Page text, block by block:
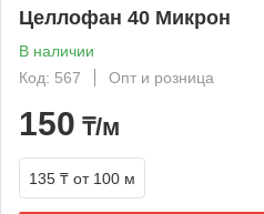
Целлофан 40 Микрон
В наличии
Код: 567
Опт и розница
150 ₸/м
135 ₸ от 100 м